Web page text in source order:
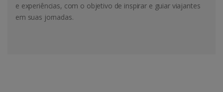
e experiências, com o objetivo de inspirar e guiar viajantes
em suas jornadas.